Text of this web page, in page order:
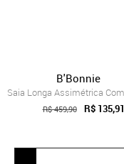
B'Bonnie
R$ 459,90 R$ 135,91